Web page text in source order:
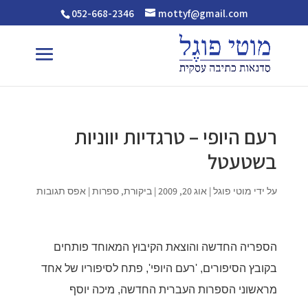
052-668-2346 mottyf@gmail.com
רעם היופי – טרגדיות יווניות
בשטעטל
על ידי מוטי פוגל| אוג 20, 2009 | ביקורת, ספרות| אפס תגובות
הספריה החדשה והוצאת הקיבוץ המאוחד פותחים
בקובץ הסיפורים, 'רעם היופי', פתח לסיפוריו של אחד
מראשוני הספרות העברית החדשה, מיכה יוסף